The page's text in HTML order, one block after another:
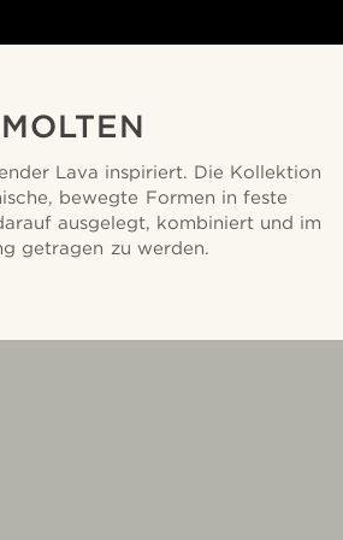
MOLTEN
Lava inspiriert. Die Kollektion
bewegte Formen in feste
ausgelegt, kombiniert und im
getragen zu werden.